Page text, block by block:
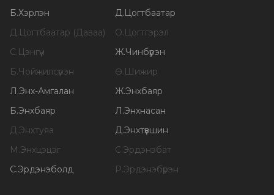
Б.Хэрлэн Д. Цогтбаатар
Д. Цогтбаатар (Даваа) О. Цогтгэрэл
С. Цэнгүүн Ж.Чинбүрэн
Б.Чойжилсүрэн Ө. Шижир
Л .Энх-Амгалан Ж.Энхбаяр
Б.Энхбаяр Л .Энхнасан
Д.Энхтуяа Д.Энхтүвшин
М .Энхцэцэг С.Эрдэнэбат
С.Эрдэнэболд Р.Эрдэнэбүрэн